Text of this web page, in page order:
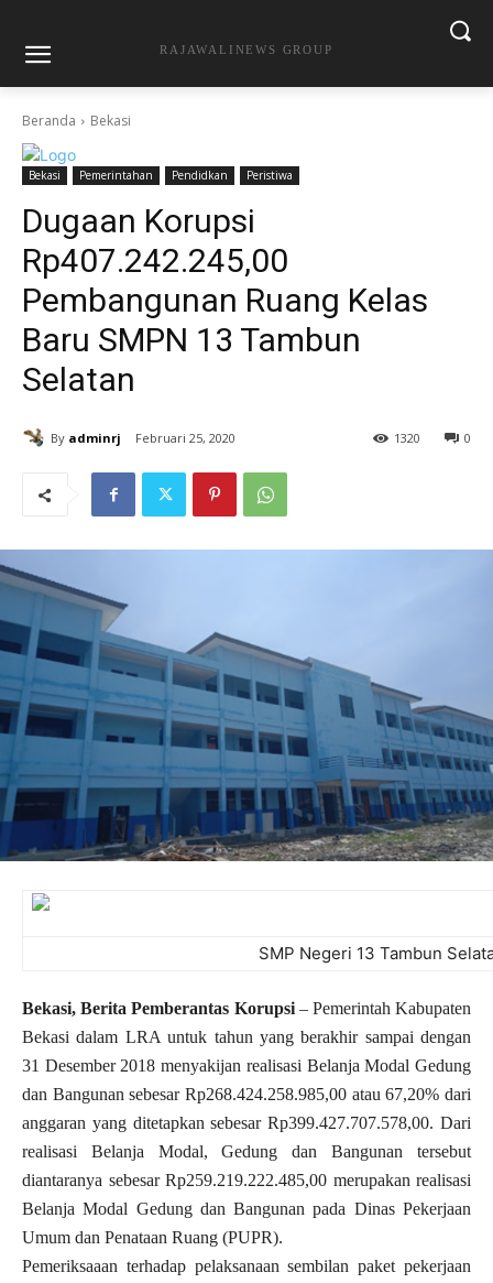
RAJAWALINEWS GROUP
Beranda Bekasi
Bekasi Pemerintahan Pendidkan Peristiwa
Dugaan Korupsi
Rp407.242.245,00
Pembangunan Ruang Kelas
Baru SMPN 13 Tambun
Selatan
By adminrj Februari 25, 2020 0
1320
SMP Negeri 13 Tambun
Bekasi, Berita Pemberantas Korupsi – Pemerintah Kabupaten
Bekasi dalam LRA untuk tahun yang berakhir sampai dengan
31 Desember 2018 menyakijan realisasi Belanja Modal Gedung
dan Bangunan sebesar Rp268.424.258.985,00 atau 67,20% dari
anggaran yang ditetapkan sebesar Rp399.427.707.578,00. Dari
realisasi Belanja Modal, Gedung dan Bangunan tersebut
diantaranya sebesar Rp259.219.222.485,00 merupakan realisasi
Belanja Modal Gedung dan Bangunan pada Dinas Pekerjaan
Umum dan Penataan Ruang (PUPR).
Pemeriksaaan terhadap pelaksanaan sembilan paket pekerjaan